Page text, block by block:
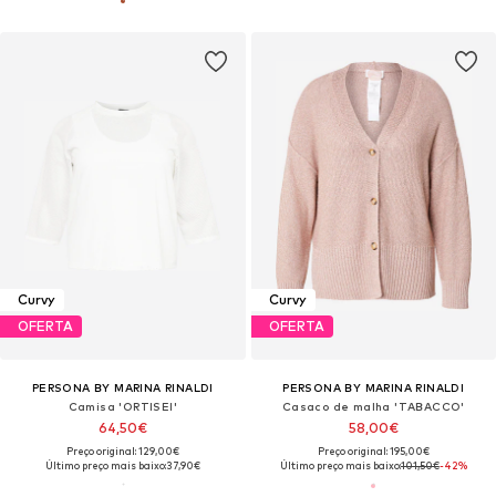
Curvy
OFERTA
PERSONA BY MARINA RINALDI
Camisa 'ORTISEI'
64,50€
Preço original: 129,00€
Último preço mais baixo:37,90€
Curvy
OFERTA
PERSONA BY MARINA RINALDI
Casaco de malha 'TABACCO'
58,00€
Preço original: 195,00€
Último preço mais baixo:101,50€-42%